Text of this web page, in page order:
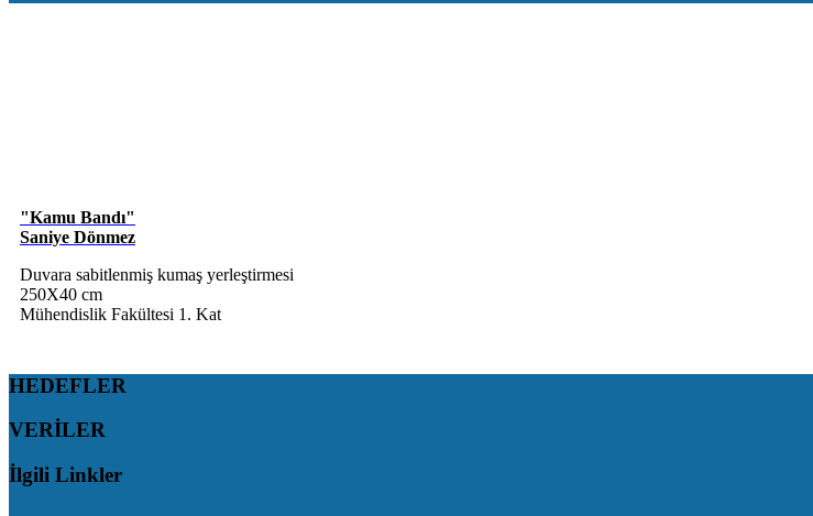
"Kamu Bandı"
Saniye Dönmez
Duvara sabitlenmiş kumaş yerleştirmesi
250X40 cm
Mühendislik Fakültesi 1. Kat
HEDEFLER
VERİLER
İlgili Linkler